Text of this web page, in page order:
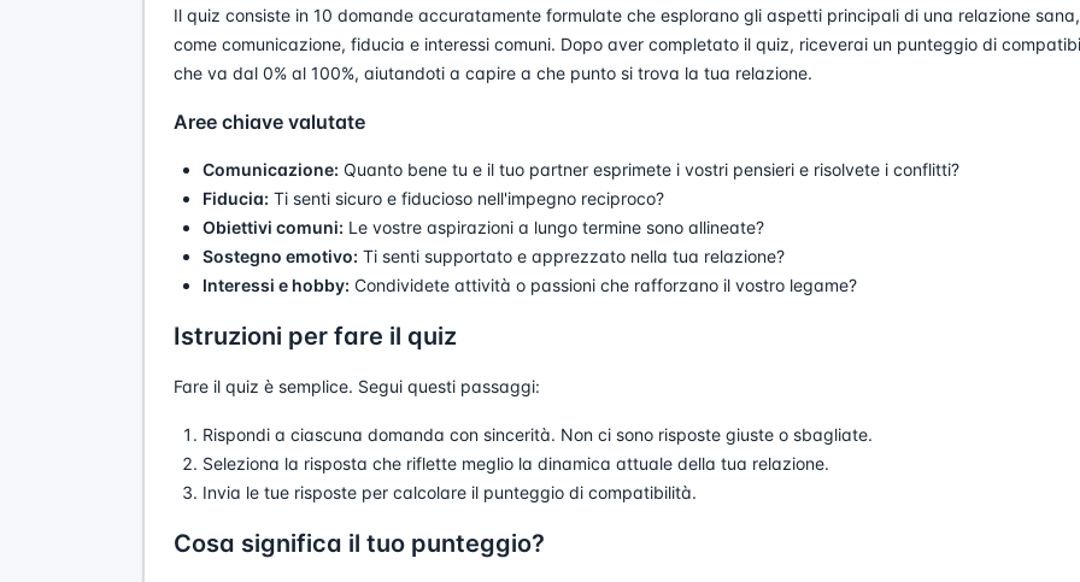
Il quiz consiste in 10 domande accuratamente formulate che esplorano gli aspetti principali di una relazione sana,
come comunicazione, fiducia e interessi comuni. Dopo aver completato il quiz, riceverai un punteggio di
che va dal 0% al 100%, aiutandoti a capire a che punto si trova la tua relazione.
Aree chiave valutate
Comunicazione: Quanto bene tu e il tuo partner esprimete i vostri pensieri e risolvete i conflitti?
Fiducia: Ti senti sicuro e fiducioso nell'impegno reciproco?
Obiettivi comuni: Le vostre aspirazioni a lungo termine sono allineate?
Sostegno emotivo: Ti senti supportato e apprezzato nella tua relazione?
Interessi e hobby: Condividete attività o passioni che rafforzano il vostro legame?
Istruzioni per fare il quiz
Fare il quiz è semplice. Segui questi passaggi:
Rispondi a ciascuna domanda con sincerità. Non ci sono risposte giuste o sbagliate.
Seleziona la risposta che riflette meglio la dinamica attuale della tua relazione.
Invia le tue risposte per calcolare il punteggio di compatibilità.
Cosa significa il tuo punteggio?